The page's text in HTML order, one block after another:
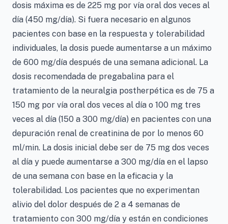
dosis máxima es de 225 mg por vía oral dos veces al
día (450 mg/día). Si fuera necesario en algunos
pacientes con base en la respuesta y tolerabilidad
individuales, la dosis puede aumentarse a un máximo
de 600 mg/día después de una semana adicional. La
dosis recomendada de pregabalina para el
tratamiento de la neuralgia postherpética es de 75 a
150 mg por vía oral dos veces al día o 100 mg tres
veces al día (150 a 300 mg/día) en pacientes con una
depuración renal de creatinina de por lo menos 60
ml/min. La dosis inicial debe ser de 75 mg dos veces
al día y puede aumentarse a 300 mg/día en el lapso
de una semana con base en la eficacia y la
tolerabilidad. Los pacientes que no experimentan
alivio del dolor después de 2 a 4 semanas de
tratamiento con 300 mg/día y están en condiciones